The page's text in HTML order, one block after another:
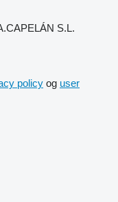
S.L.
policy og user